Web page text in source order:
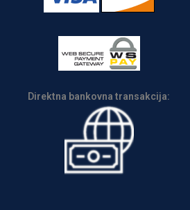
Direktna bankovna transakcija: